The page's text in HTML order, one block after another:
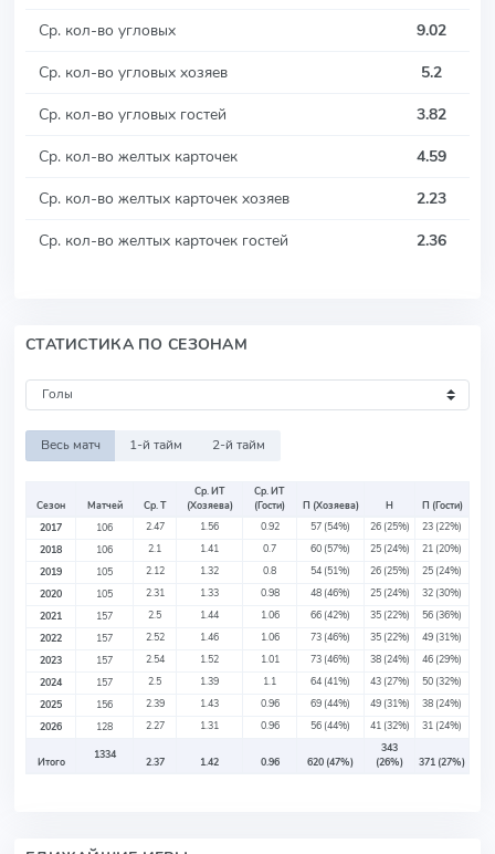
Ср. кол-во угловых
9.02
Ср. кол-во угловых хозяев
5.2
Ср. кол-во угловых гостей
3.82
Ср. кол-во желтых карточек
4.59
Ср. кол-во желтых карточек хозяев
2.23
Ср. кол-во желтых карточек гостей
2.36
СТАТИСТИКА ПО СЕЗОНАМ
Весь матч 1-й тайм 2-й тайм
Сезон Матчей Ср. Т
Ср. ИТ
(Хозяева)
Ср. ИТ
(Гости)
П (Хозяева) Н
П (Гости)
2017
106 2.47 1.56 0.92 57 (54%) 26 (25%) 23 (22%)
2018
106 2.1 1.41 0.7 60 (57%) 25 (24%) 21 (20%)
2019
105 2.12 1.32 0.8 54 (51%) 26 (25%) 25 (24%)
2020
105 2.31 1.33 0.98 48 (46%) 25 (24%) 32 (30%)
2021
157 2.5 1.44 1.06 66 (42%) 35 (22%) 56 (36%)
2022
157 2.52 1.46 1.06 73 (46%) 35 (22%) 49 (31%)
2023
157 2.54 1.52 1.01 73 (46%) 38 (24%) 46 (29%)
2024
157 2.5 1.39 1.1 64 (41%) 43 (27%) 50 (32%)
2025
156 2.39 1.43 0.96 69 (44%) 49 (31%) 38 (24%)
2026
128 2.27 1.31 0.96 56 (44%) 41 (32%) 31 (24%)
Итого
1334
2.37 1.42 0.96 620 (47%)
343
(26%)
371 (27%)